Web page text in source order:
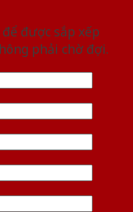
được sắp xếp
phải chờ đợi.